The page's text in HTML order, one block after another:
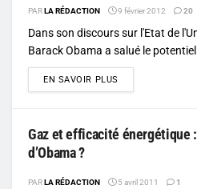
PARLA RÉDACTION 9 février 2012 20
Dans son discours sur l'Etat de
Barack Obama a salué le
EN SAVOIR PLUS
Gaz et efficacité énergétique
d’Obama ?
PARLA RÉDACTION 5 avril 2011 1